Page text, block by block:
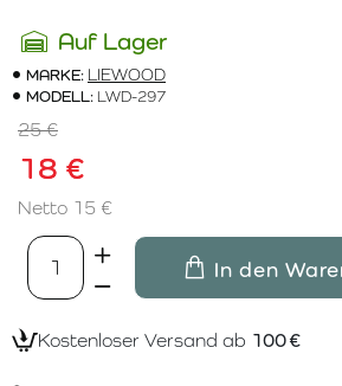
Auf Lager
MARKE: LIEWOOD
MODELL: LWD-297
18 €
25 €
Netto 15 €
In den
Kostenloser Versand ab 100 €